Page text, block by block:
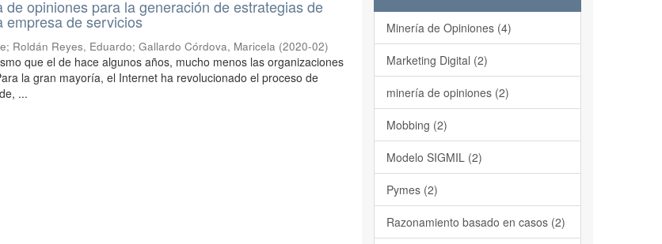
opiniones para la generación de estrategias de
empresa de servicios
; Roldán Reyes, Eduardo;Gallardo Córdova, Maricela (2020-02)
que el de hace algunos años, mucho menos las organizaciones
la gran mayoría, el Internet ha revolucionado el proceso de
...
Minería de Opiniones (4)
Marketing Digital (2)
minería de opiniones (2)
Mobbing (2)
Modelo SIGMIL (2)
Pymes (2)
Razonamiento basado en casos (2)